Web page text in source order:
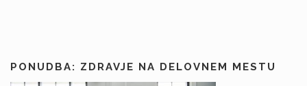
PONUDBA: ZDRAVJE NA DELOVNEM MESTU